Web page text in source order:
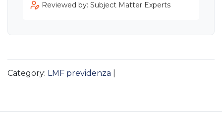
Reviewed by: Subject Matter Experts
Category: LMF previdenza